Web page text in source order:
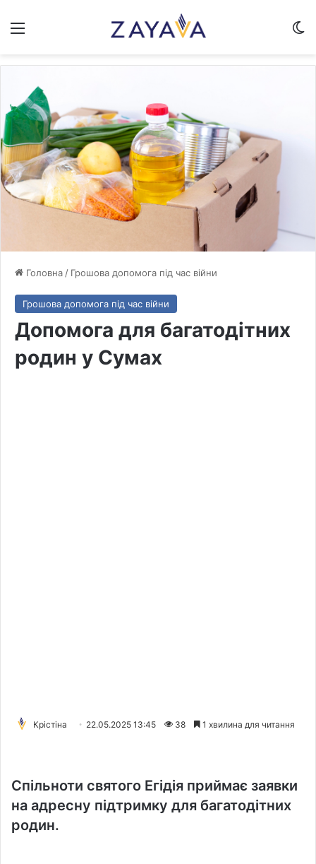
Меню
Головна / Грошова допомога під час війни
Грошова допомога під час війни
Допомога для багатодітних
родин у Сумах
Крістіна 22.05.2025 13:45 38 1 хвилина для читання
Спільноти святого Егідія приймає заявки
на адресну підтримку для багатодітних
родин.